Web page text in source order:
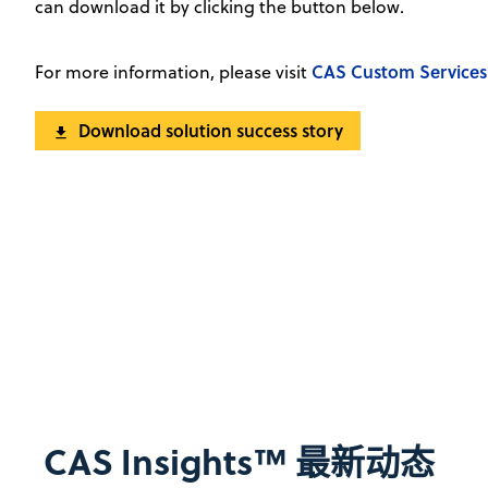
can download it by clicking the button below.
For more information, please visit CAS Custom Services
Download solution success story
CAS Insights™ 最新动态